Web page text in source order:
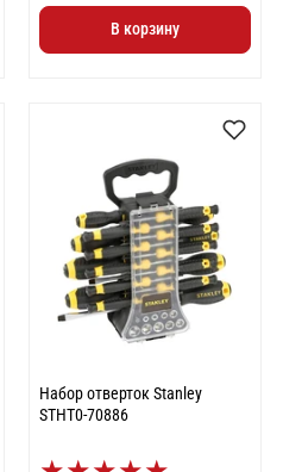
В корзину
Набор отверток Stanley
STHT0-70886